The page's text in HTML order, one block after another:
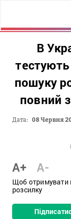
В
пошуку
повний
Дата: 08 Червня
A+ A-
Щоб отримувати
розсилку